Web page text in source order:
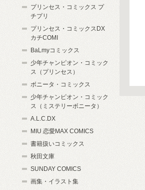
プリンセス・コミックス プ
チプリ
プリンセス・コミックスDX
カチCOMI
BaLmyコミックス
少年チャンピオン・コミック
ス（プリンセス）
ボニータ・コミックス
少年チャンピオン・コミック
ス（ミステリーボニータ）
A.L.C.DX
MIU 恋愛MAX COMICS
書籍扱いコミックス
秋田文庫
SUNDAY COMICS
画集・イラスト集